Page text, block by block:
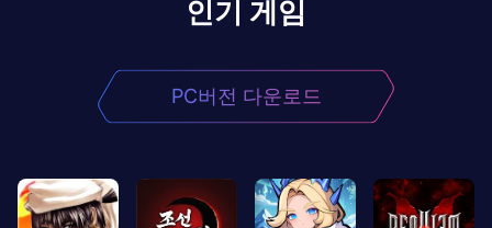
인기 게임
PC버전 다운로드